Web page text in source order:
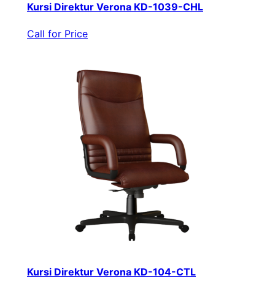
Kursi Direktur Verona KD-1039-CHL
Call for Price
Kursi Direktur Verona KD-104-CTL